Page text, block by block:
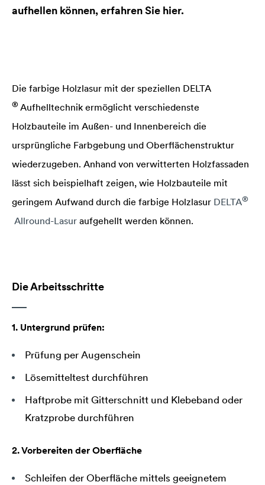
aufhellen können, erfahren Sie hier.
Die farbige Holzlasur mit der speziellen DELTA
®Aufhelltechnik ermöglicht verschiedenste
Holzbauteile im Außen- und Innenbereich die
ursprüngliche Farbgebung und Oberflächenstruktur
wiederzugeben. Anhand von verwitterten Holzfassaden
lässt sich beispielhaft zeigen, wie Holzbauteile mit
geringem Aufwand durch die farbige Holzlasur DELTA®
Allround-Lasur aufgehellt werden können.
Die Arbeitsschritte
1. Untergrund prüfen:
Prüfung per Augenschein
Lösemitteltest durchführen
Haftprobe mit Gitterschnitt und Klebeband oder
Kratzprobe durchführen
2. Vorbereiten der Oberfläche
Schleifen der Oberfläche mittels geeignetem